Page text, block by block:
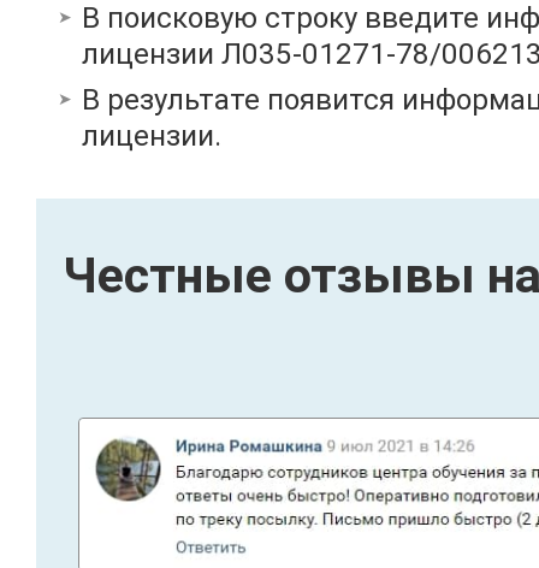
В поисковую строку введите
лицензии Л035-01271-78/
В результате появится
лицензии.
Честные отзывы